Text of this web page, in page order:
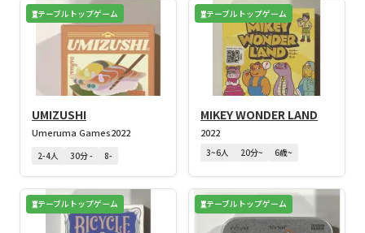
テーブルトップゲーム
UMIZUSHI
Umeruma Games2022
2-4人 30分 - 8-
テーブルトップゲーム
MIKEY WONDER LAND
2022
3~6人 20分~ 6歳~
テーブルトップゲーム テーブルトップゲーム